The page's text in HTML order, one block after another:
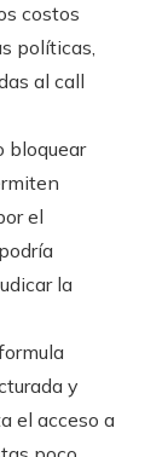
costos
políticas,
al call
bloquear
el
la
y
el acceso a